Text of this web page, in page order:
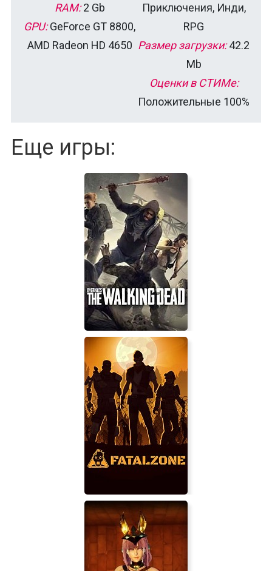
RAM:2 Gb
GPU:GeForce GT 8800,
AMD Radeon HD 4650
Приключения, Инди,
RPG
Размер загрузки:42.2
Mb
Оценки в СТИМе:
Положительные 100%
Еще игры:
OVERKILL's The Walking Dead